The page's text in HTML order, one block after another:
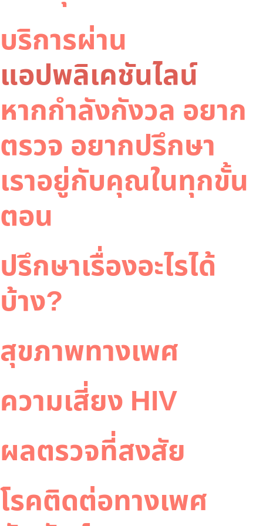
บริการผ่าน
แอปพลิเคชันไลน์
หากกำลังกังวล อยาก
ตรวจ อยากปรึกษา
เราอยู่กับคุณในทุกขั้น
ตอน
ปรึกษาเรื่องอะไรได้
บ้าง?
สุขภาพทางเพศ
ความเสี่ยง HIV
ผลตรวจที่สงสัย
โรคติดต่อทางเพศ